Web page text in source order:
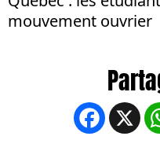
mouvement ouvrier
X